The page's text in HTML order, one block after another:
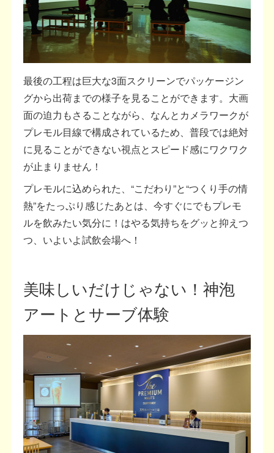
最後の工程は巨大な3面スクリーンでパッケージン
グから出荷までの様子を見ることができます。大画
面の迫力もさることながら、なんとカメラワークが
プレモル目線で構成されているため、普段では絶対
に見ることができない視点とスピード感にワクワク
が止まりません！
プレモルに込められた、“こだわり”と“つくり手の情
熱”をたっぷり感じたあとは、今すぐにでもプレモ
ルを飲みたい気分に！はやる気持ちをグッと抑えつ
つ、いよいよ試飲会場へ！
美味しいだけじゃない！神泡
アートとサーブ体験